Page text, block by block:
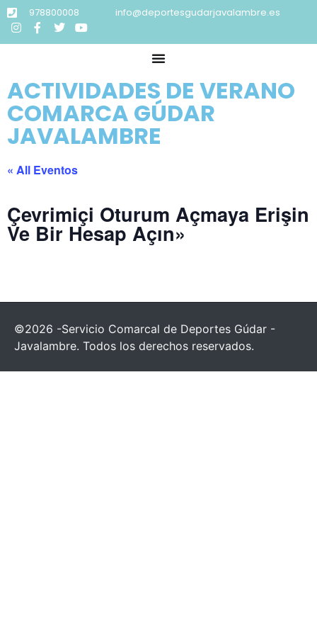
978800008 info@deportesgudarjavalambre.es
ACTIVIDADES DE VERANO
COMARCA GÚDAR
JAVALAMBRE
« All Eventos
Çevrimiçi Oturum Açmaya Erişin
Ve Bir Hesap Açın»
©2026 -Servicio Comarcal de Deportes Gúdar -
Javalambre. Todos los derechos reservados.